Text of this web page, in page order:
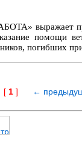
выражает
помощи
погибших
[ 1 ] ←